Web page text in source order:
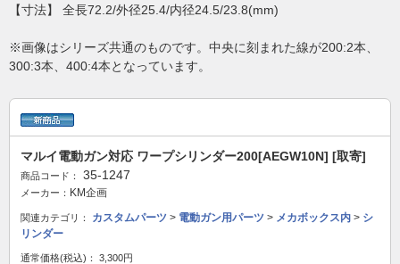
【寸法】 全長72.2/外径25.4/内径24.5/23.8(mm)
※画像はシリーズ共通のものです。中央に刻まれた線が200:2本、
300:3本、400:4本となっています。
マルイ電動ガン対応 ワープシリンダー200[AEGW10N] [取寄]
商品コード： 35-1247
メーカー： KM企画
関連カテゴリ： カスタムパーツ > 電動ガン用パーツ > メカボックス内 > シ
リンダー
通常価格(税込)：
3,300円